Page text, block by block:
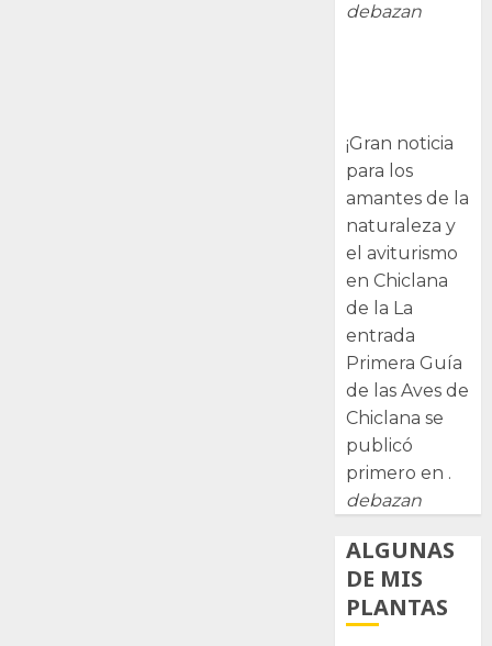
debazan
¡Gran noticia
para los
amantes de la
naturaleza y
el aviturismo
en Chiclana
de la La
entrada
Primera Guía
de las Aves de
Chiclana se
publicó
primero en .
debazan
ALGUNAS
DE MIS
PLANTAS